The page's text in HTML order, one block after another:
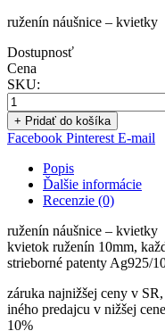
ruženín náušnice – kvietky
Dostupnosť
Cena
SKU:
+ Pridať do košíka
Facebook Pinterest E-mail
Popis
Ďalšie informácie
Recenzie (0)
ruženín náušnice – kvietky
kvietok ruženín 10mm,
strieborné patenty Ag925/
záruka najnižšej ceny v
iného predajcu v nižšej
10%